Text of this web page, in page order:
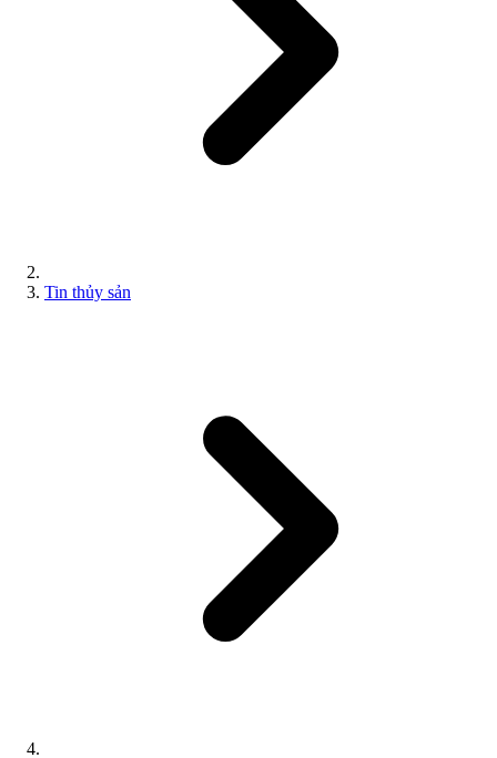
Tin thủy sản